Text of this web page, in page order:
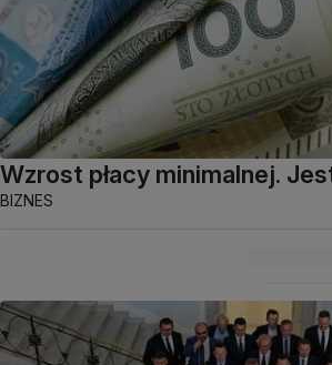
Wzrost płacy minimalnej.
BIZNES